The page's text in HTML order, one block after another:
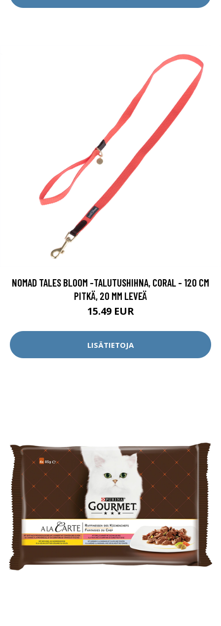
NOMAD TALES BLOOM -TALUTUSHIHNA, CORAL - 120 CM
PITKÄ, 20 MM LEVEÄ
15.49 EUR
LISÄTIETOJA